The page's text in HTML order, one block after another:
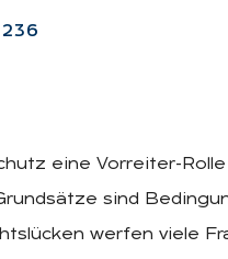
eine Vorreiter-
sind
werfen viele